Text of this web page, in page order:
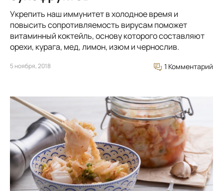
Укрепить наш иммунитет в холодное время и
повысить сопротивляемость вирусам поможет
витаминный коктейль, основу которого составляют
орехи, курага, мед, лимон, изюм и чернослив.
5 ноября, 2018 1 Комментарий